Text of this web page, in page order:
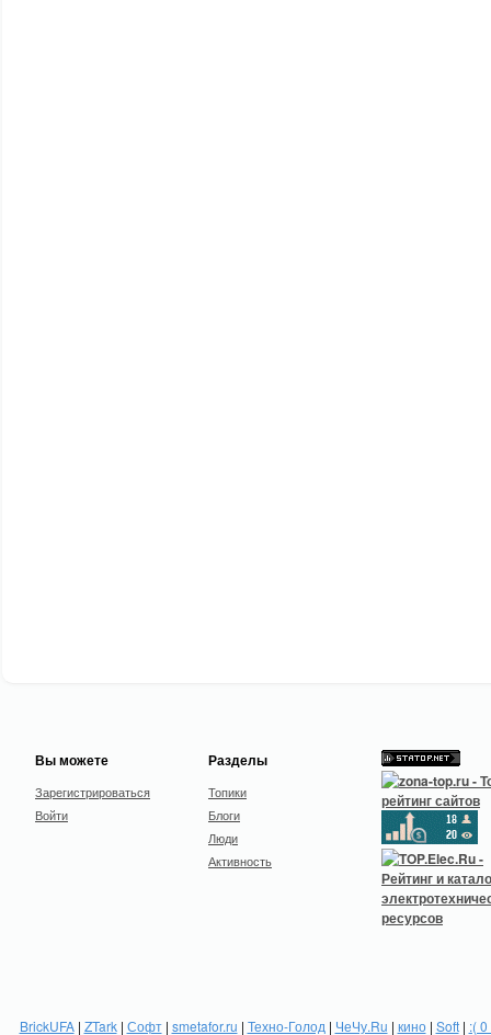
Вы можете
Зарегистрироваться
Войти
Разделы
Топики
Блоги
Люди
Активность
BrickUFA| ZTark| Софт| smetafor.ru | Техно-Голод | ЧеЧу.Ru | кино| Soft| :(